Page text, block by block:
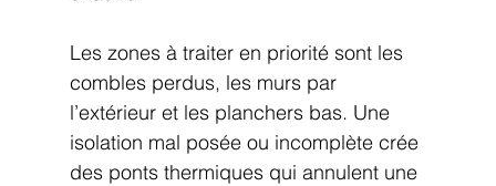
Les zones à traiter en priorité sont les
combles perdus, les murs par
l’extérieur et les planchers bas. Une
isolation mal posée ou incomplète crée
des ponts thermiques qui annulent une